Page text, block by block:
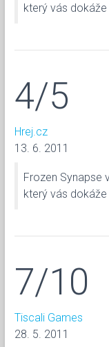
který vás dokáže
4/5
Hrej.cz
13. 6. 2011
Frozen Synapse
který vás dokáže
7/10
Tiscali Games
28. 5. 2011